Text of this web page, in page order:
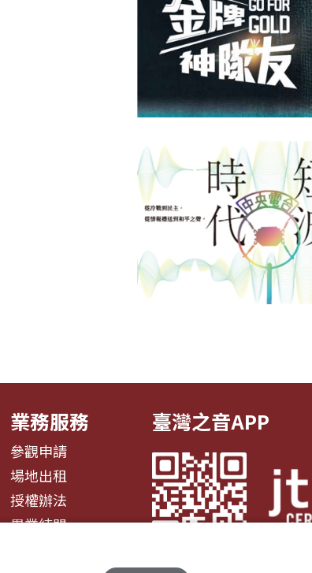
業務服務
參觀申請
場地出租
授權辦法
異業結盟
臺灣之音APP